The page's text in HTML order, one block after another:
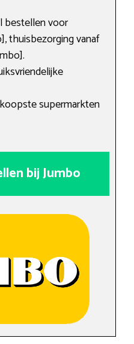
bestellen voor
thuisbezorging vanaf
supermarkten
bij Jumbo